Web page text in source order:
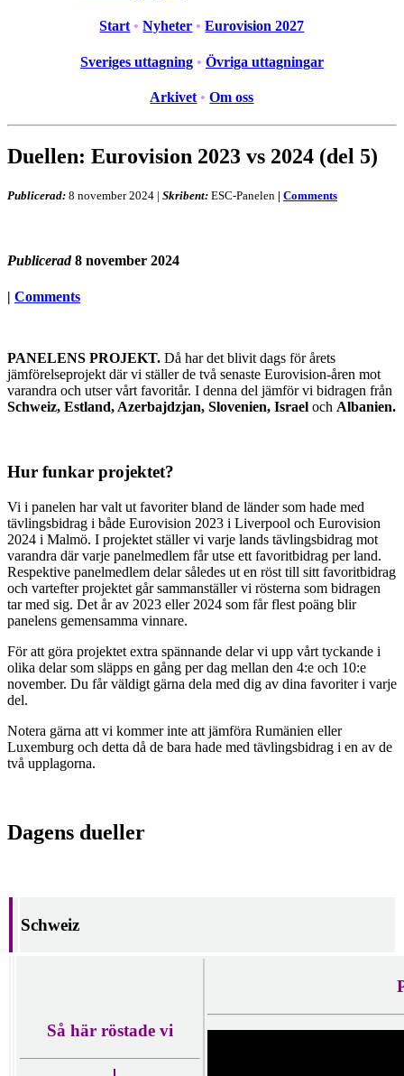
Start • Nyheter • Eurovision 2027
Sveriges uttagning • Övriga uttagningar
Arkivet • Om oss
Duellen: Eurovision 2023 vs 2024 (del 5)
Publicerad: 8 november 2024 | Skribent: ESC-Panelen | Comments
Publicerad 8 november 2024
| Comments
PANELENS PROJEKT. Då har det blivit dags för årets
jämförelseprojekt där vi ställer de två senaste Eurovision-åren mot
varandra och utser vårt favoritår. I denna del jämför vi bidragen från
Schweiz, Estland, Azerbajdzjan, Slovenien, Israel och Albanien.
Hur funkar projektet?
Vi i panelen har valt ut favoriter bland de länder som hade med
tävlingsbidrag i både Eurovision 2023 i Liverpool och Eurovision
2024 i Malmö. I projektet ställer vi varje lands tävlingsbidrag mot
varandra där varje panelmedlem får utse ett favoritbidrag per land.
Respektive panelmedlem delar således ut en röst till sitt favoritbidrag
och vartefter projektet går sammanställer vi rösterna som bidragen
tar med sig. Det år av 2023 eller 2024 som får flest poäng blir
panelens gemensamma vinnare.
För att göra projektet extra spännande delar vi upp vårt tyckande i
olika delar som släpps en gång per dag mellan den 4:e och 10:e
november. Du får väldigt gärna dela med dig av dina favoriter i varje
del.
Notera gärna att vi kommer inte att jämföra Rumänien eller
Luxemburg och detta då de bara hade med tävlingsbidrag i en av de
två upplagorna.
Dagens dueller
Schweiz
Så här röstade vi